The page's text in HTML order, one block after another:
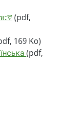
(pdf,
169 Ko)
(pdf,